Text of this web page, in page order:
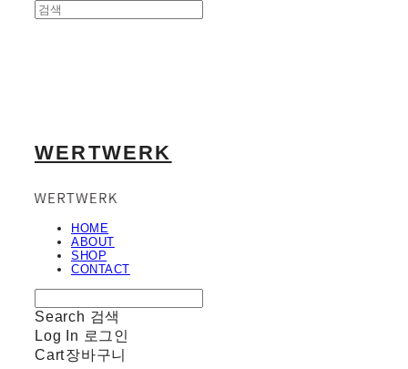
WERTWERK
HOME
ABOUT
SHOP
CONTACT
Search 검색
Log In 로그인
Cart장바구니